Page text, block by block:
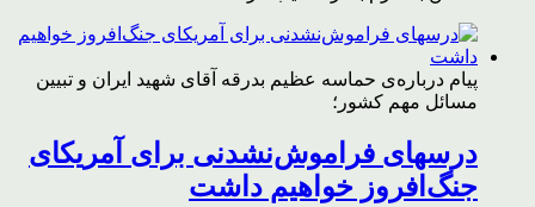
پیام درباره‌ی حماسه عظیم بدرقه آقای شهید ایران و تبیین
مسائل مهم کشور؛
درسهای فراموش‌نشدنی برای آمریکای
جنگ‌افروز خواهیم داشت